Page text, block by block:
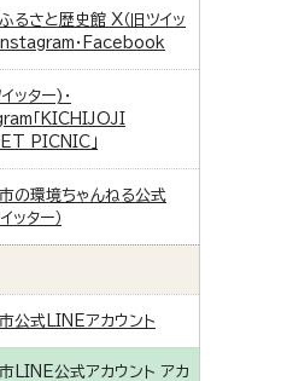
るさと歴史館 X（旧ツイッ
Instagram・Facebook
ッター)・
「KICHIJOJI
PICNIC」
の環境ちゃんねる公式
ッター）
公式LINEアカウント
LINE公式アカウント アカ